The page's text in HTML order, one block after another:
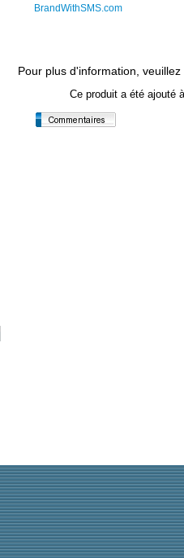
BrandWithSMS.com
Pour plus d'information,
Ce produit a été ajouté